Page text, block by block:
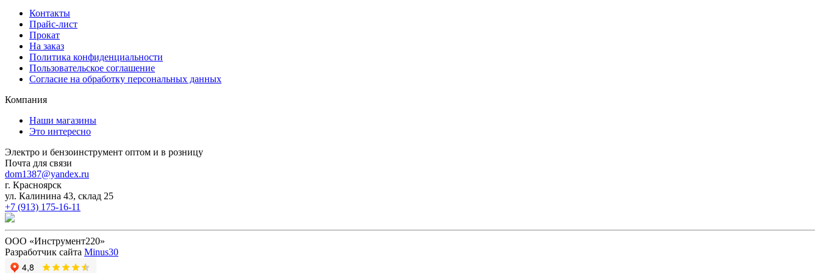
Контакты
Прайс-лист
Прокат
На заказ
Политика конфиденциальности
Пользовательское соглашение
Согласие на обработку персональных данных
Компания
Наши магазины
Это интересно
Электро и бензоинструмент оптом и в розницу
Почта для связи
dom1387@yandex.ru
г. Красноярск
ул. Калинина 43, склад 25
+7 (913) 175-16-11
ООО «Инструмент220»
Разработчик сайта Minus30